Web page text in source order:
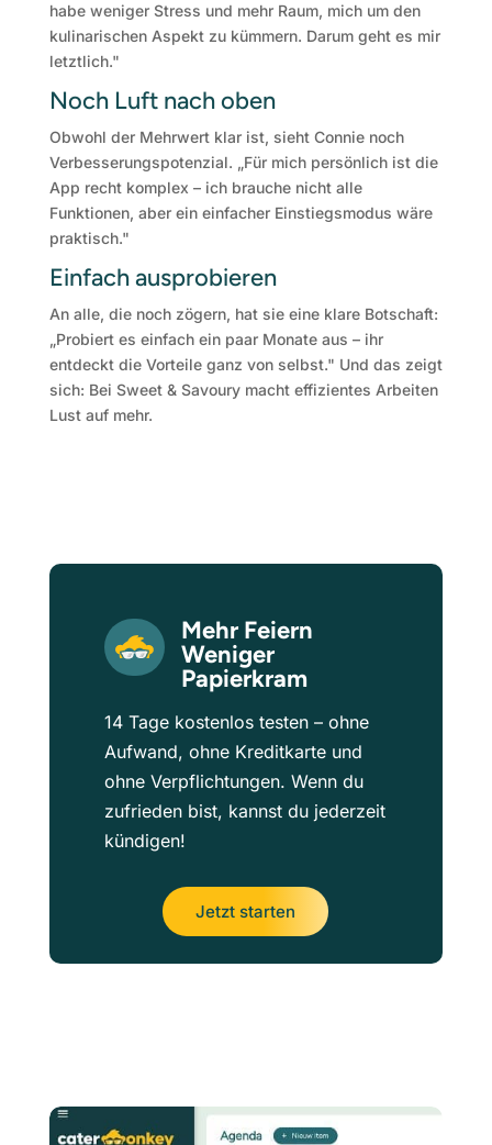
habe weniger Stress und mehr Raum, mich um den
kulinarischen Aspekt zu kümmern. Darum geht es mir
letztlich."
Noch Luft nach oben
Obwohl der Mehrwert klar ist, sieht Connie noch
Verbesserungspotenzial. „Für mich persönlich ist die
App recht komplex – ich brauche nicht alle
Funktionen, aber ein einfacher Einstiegsmodus wäre
praktisch."
Einfach ausprobieren
An alle, die noch zögern, hat sie eine klare Botschaft:
„Probiert es einfach ein paar Monate aus – ihr
entdeckt die Vorteile ganz von selbst." Und das zeigt
sich: Bei Sweet & Savoury macht effizientes Arbeiten
Lust auf mehr.
Mehr Feiern
Weniger
Papierkram
14 Tage kostenlos testen – ohne
Aufwand, ohne Kreditkarte und
ohne Verpflichtungen. Wenn du
zufrieden bist, kannst du jederzeit
kündigen!
Jetzt starten